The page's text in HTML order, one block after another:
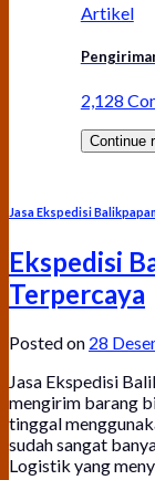
Artikel
2,128
Continue
Jasa Ekspedisi
Ekspedisi
Terpercaya
Posted on 28
Jasa Ekspedisi
mengirim barang
tinggal
sudah sangat
Logistik yang